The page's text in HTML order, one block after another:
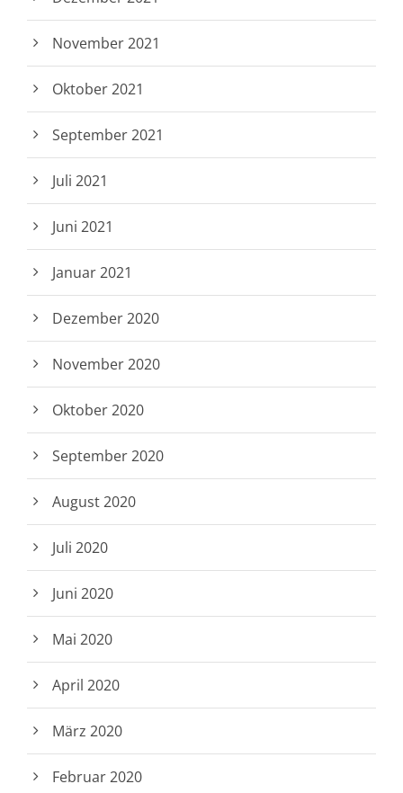
November 2021
Oktober 2021
September 2021
Juli 2021
Juni 2021
Januar 2021
Dezember 2020
November 2020
Oktober 2020
September 2020
August 2020
Juli 2020
Juni 2020
Mai 2020
April 2020
März 2020
Februar 2020